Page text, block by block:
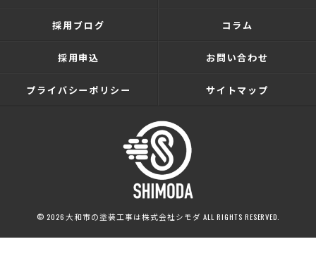
採用ブログ コラム
採用申込 お問い合わせ
プライバシーポリシー サイトマップ
© 2026 大和市の塗装工事は株式会社シモダ ALL RIGHTS RESERVED.